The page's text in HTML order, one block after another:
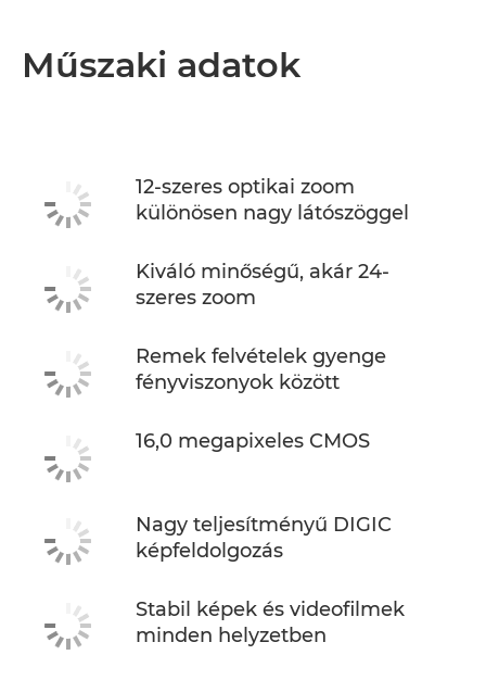
Műszaki adatok
12-szeres optikai zoom
különösen nagy látószöggel
Kiváló minőségű, akár 24-
szeres zoom
Remek felvételek gyenge
fényviszonyok között
16,0 megapixeles CMOS
Nagy teljesítményű DIGIC
képfeldolgozás
Stabil képek és videofilmek
minden helyzetben